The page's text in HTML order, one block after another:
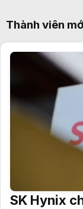
Thành viên
SK Hynix